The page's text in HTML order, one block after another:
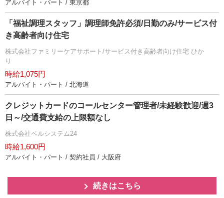
アルバイト・パート / 東京都
「福祉調理スタッフ」調理師免許必須/日勤のみ/サービス付
き高齢者向け住宅
株式会社ファミリーケアサポート/サービス付き高齢者向け住宅 ひか
り
時給1,075円
アルバイト・パート / 北海道
クレジットカードのコールセンター管理者/未経験歓迎/週3
日～/交通費支給の上限額なし
株式会社ベルシステム24
時給1,600円
アルバイト・パート / 契約社員 / 大阪府
続きはこちら